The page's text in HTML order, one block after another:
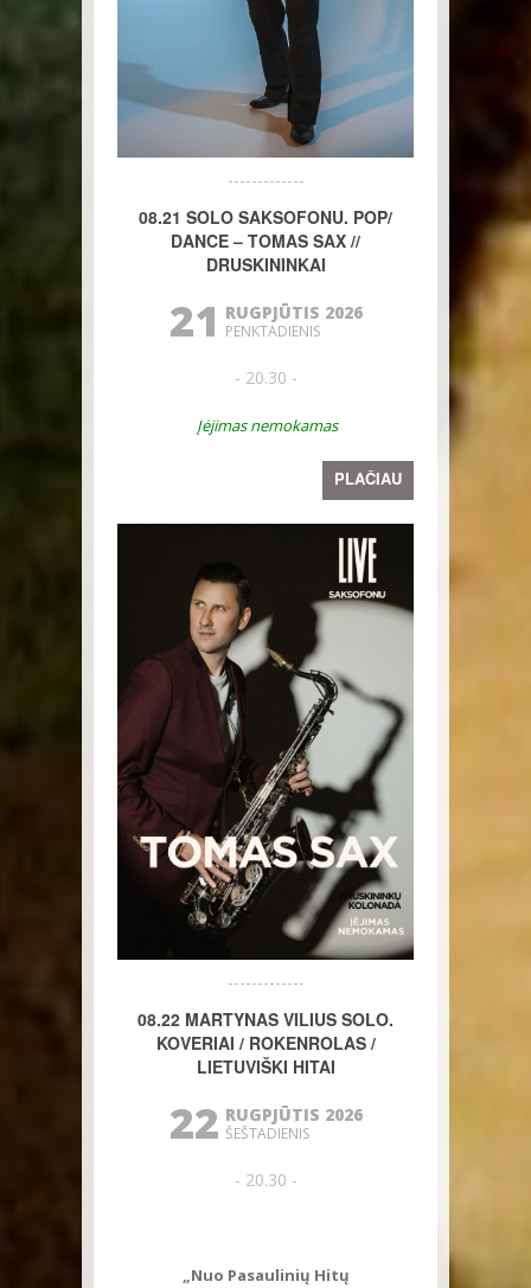
08.21 SOLO SAKSOFONU. POP/
DANCE – TOMAS SAX //
DRUSKININKAI
21 RUGPJŪTIS 2026
PENKTADIENIS
- 20.30 -
Įėjimas nemokamas
PLAČIAU
08.22 MARTYNAS VILIUS SOLO.
KOVERIAI / ROKENROLAS /
LIETUVIŠKI HITAI
22 RUGPJŪTIS 2026
ŠEŠTADIENIS
- 20.30 -
„Nuo Pasaulinių Hitų